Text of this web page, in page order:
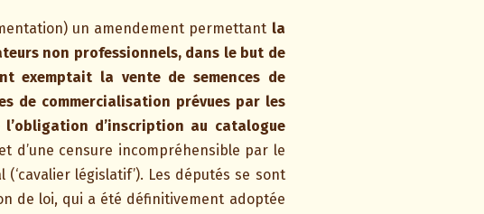
un amendement permettant la
non professionnels, dans le but de
exemptait la vente de semences de
de commercialisation prévues par les
d’inscription au catalogue
d’une censure incompréhensible par le
législatif’). Les députés se sont
de loi, qui a été définitivement adoptée